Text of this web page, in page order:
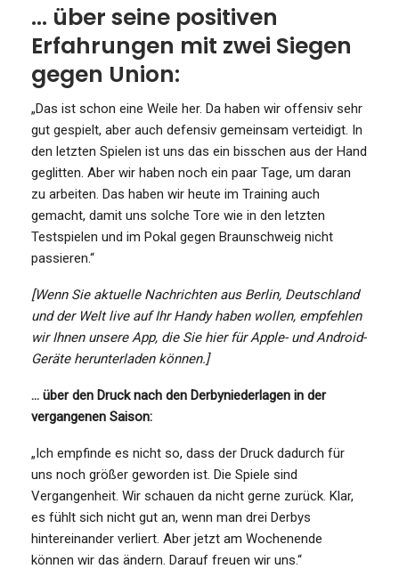
… über seine positiven
Erfahrungen mit zwei Siegen
gegen Union:
„Das ist schon eine Weile her. Da haben wir offensiv sehr
gut gespielt, aber auch defensiv gemeinsam verteidigt. In
den letzten Spielen ist uns das ein bisschen aus der Hand
geglitten. Aber wir haben noch ein paar Tage, um daran
zu arbeiten. Das haben wir heute im Training auch
gemacht, damit uns solche Tore wie in den letzten
Testspielen und im Pokal gegen Braunschweig nicht
passieren.“
[Wenn Sie aktuelle Nachrichten aus Berlin, Deutschland
und der Welt live auf Ihr Handy haben wollen, empfehlen
wir Ihnen unsere App, die Sie hierfür Apple- und Android-
Geräte herunterladen können.]
… über den Druck nach den Derbyniederlagen in der
vergangenen Saison:
„Ich empfinde es nicht so, dass der Druck dadurch für
uns noch größer geworden ist. Die Spiele sind
Vergangenheit. Wir schauen da nicht gerne zurück. Klar,
es fühlt sich nicht gut an, wenn man drei Derbys
hintereinander verliert. Aber jetzt am Wochenende
können wir das ändern. Darauf freuen wir uns.“